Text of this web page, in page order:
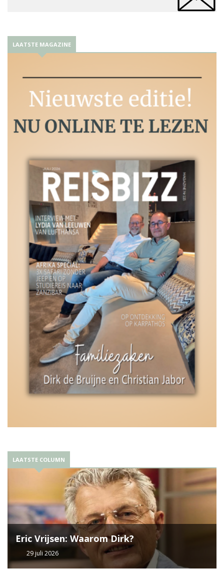
LAATSTE MAGAZINE
LAATSTE COLUMN
Eric Vrijsen: Waarom Dirk?
29 juli 2026